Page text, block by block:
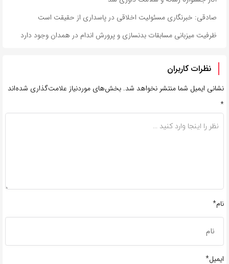
صادقی: خبرنگاری مسئولیت اخلاقی در پاسداری از حقیقت است
ظرفیت میزبانی مسابقات بدنسازی و پرورش اندام در همدان وجود دارد
نظرات کاربران
نشانی ایمیل شما منتشر نخواهد شد. بخش‌های موردنیاز علامت‌گذاری شده‌اند
*
نام*
ایمیل*